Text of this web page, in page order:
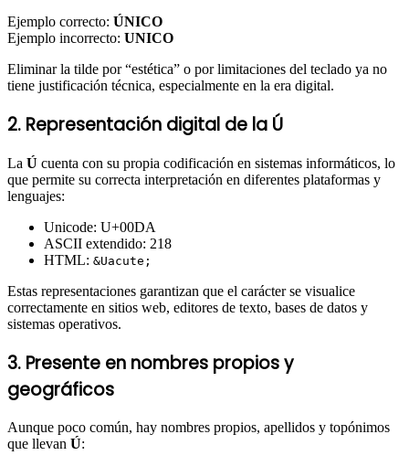
Ejemplo correcto: ÚNICO
Ejemplo incorrecto: UNICO
Eliminar la tilde por “estética” o por limitaciones del teclado ya no
tiene justificación técnica, especialmente en la era digital.
2. Representación digital de la Ú
La Ú cuenta con su propia codificación en sistemas informáticos, lo
que permite su correcta interpretación en diferentes plataformas y
lenguajes:
Unicode: U+00DA
ASCII extendido: 218
HTML: &Uacute;
Estas representaciones garantizan que el carácter se visualice
correctamente en sitios web, editores de texto, bases de datos y
sistemas operativos.
3. Presente en nombres propios y
geográficos
Aunque poco común, hay nombres propios, apellidos y topónimos
que llevan Ú: